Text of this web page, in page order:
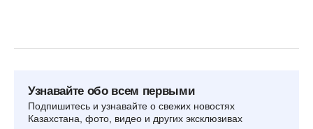
Узнавайте обо всем первыми
Подпишитесь и узнавайте о свежих новостях
Казахстана, фото, видео и других эксклюзивах